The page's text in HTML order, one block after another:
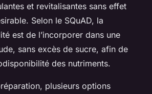
et revitalisantes sans effet
Selon le SQuAD, la
est de l’incorporer dans une
sans excès de sucre, afin de
des nutriments.
plusieurs options